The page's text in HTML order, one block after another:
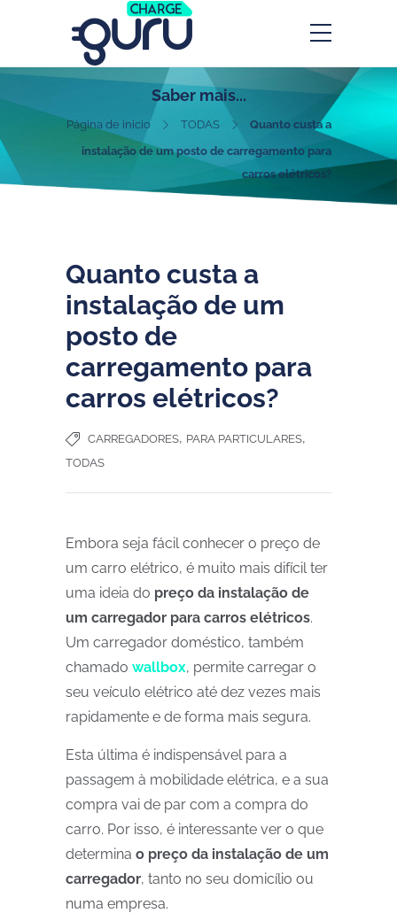
Saber mais...
Página de inicio TODAS
Quanto custa a
instalação de um posto de carregamento para
carros elétricos?
Quanto custa a
instalação de um
posto de
carregamento para
carros elétricos?
CARREGADORES, PARA PARTICULARES,
TODAS
Embora seja fácil conhecer o preço de
um carro elétrico, é muito mais difícil ter
uma ideia do preço da instalação de
um carregador para carros elétricos.
Um carregador doméstico, também
chamado wallbox, permite carregar o
seu veículo elétrico até dez vezes mais
rapidamente e de forma mais segura.
Esta última é indispensável para a
passagem à mobilidade elétrica, e a sua
compra vai de par com a compra do
carro. Por isso, é interessante ver o que
determina o preço da instalação de um
carregador, tanto no seu domicílio ou
numa empresa.